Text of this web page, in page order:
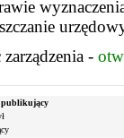
zarządzenia -
publikujący